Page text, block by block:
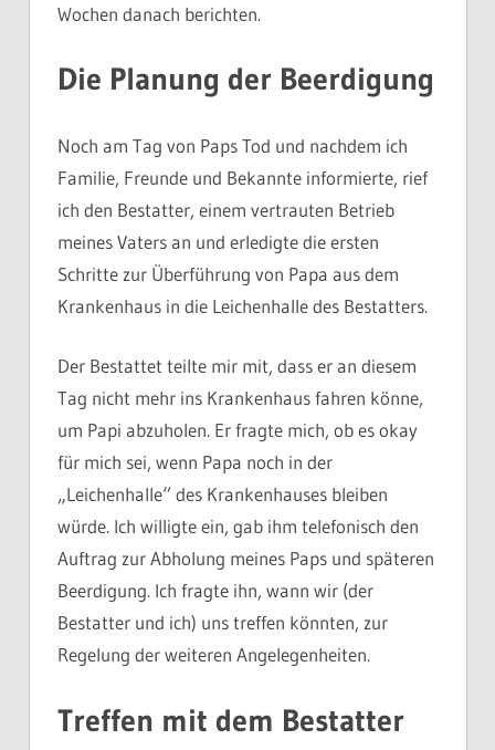
Wochen danach berichten.
Die Planung der Beerdigung
Noch am Tag von Paps Tod und nachdem ich
Familie, Freunde und Bekannte informierte, rief
ich den Bestatter, einem vertrauten Betrieb
meines Vaters an und erledigte die ersten
Schritte zur Überführung von Papa aus dem
Krankenhaus in die Leichenhalle des Bestatters.
Der Bestattet teilte mir mit, dass er an diesem
Tag nicht mehr ins Krankenhaus fahren könne,
um Papi abzuholen. Er fragte mich, ob es okay
für mich sei, wenn Papa noch in der
„Leichenhalle“ des Krankenhauses bleiben
würde. Ich willigte ein, gab ihm telefonisch den
Auftrag zur Abholung meines Paps und späteren
Beerdigung. Ich fragte ihn, wann wir (der
Bestatter und ich) uns treffen könnten, zur
Regelung der weiteren Angelegenheiten.
Treffen mit dem Bestatter